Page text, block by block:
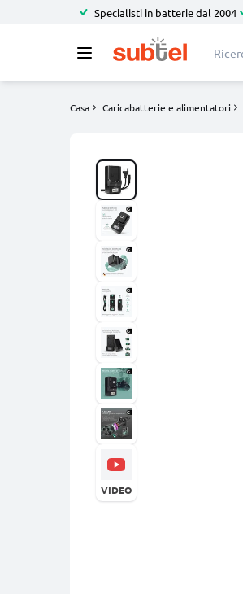
Specialisti in batterie dal 2004
Casa Caricabatterie e alimentatori
VIDEO